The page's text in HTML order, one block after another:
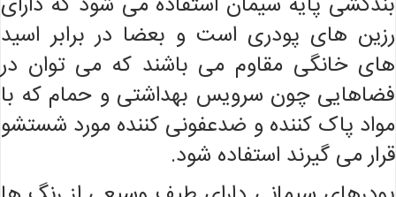
رزین های پودری است و بعضا در برابر اسید
های خانگی مقاوم می باشند که می توان در
فضاهایی چون سرویس بهداشتی و حمام که با
مواد پاک کننده و ضدعفونی کننده مورد شستشو
قرار می گیرند استفاده شود.